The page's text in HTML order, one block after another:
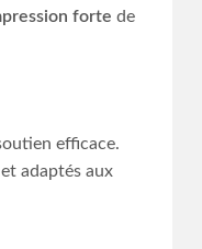
forte de
efficace.
adaptés aux